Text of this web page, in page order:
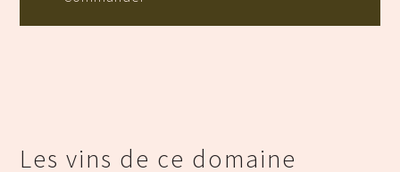
Les vins de ce domaine